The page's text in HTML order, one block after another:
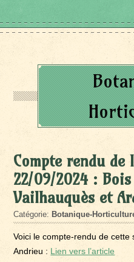
Compte rendu de
22/09/2024 :
Vailhauquès et
Catégorie: Botanique-
Voici le compte-rendu de cette
Andrieu : Lien vers l’article